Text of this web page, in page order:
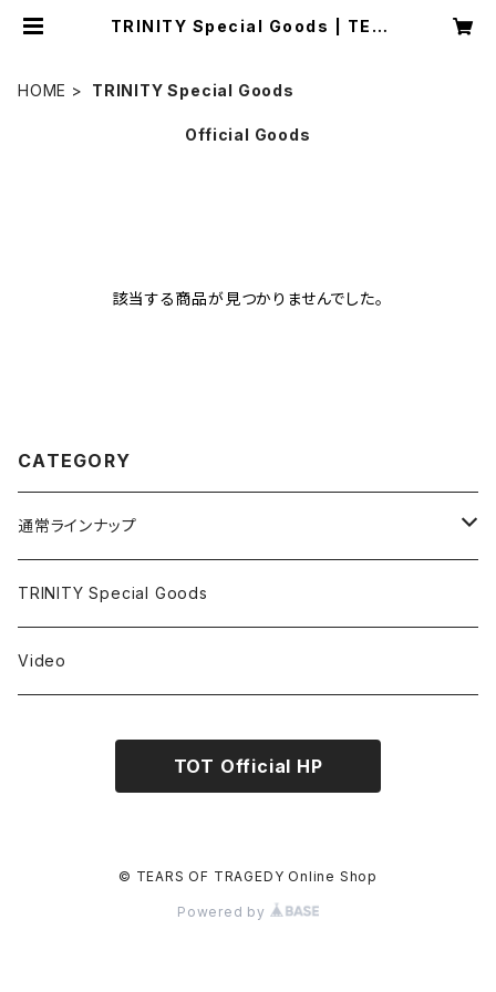
TRINITY Special Goods | TEA
HOME TRINITY Special Goods
Official Goods
該当する商品が見つかりませんでした。
CATEGORY
通常ラインナップ
Tシャツ
パーカー
TRINITY Special Goods
Video
TOT Official HP
© TEARS OF TRAGEDY Online Shop
Powered by